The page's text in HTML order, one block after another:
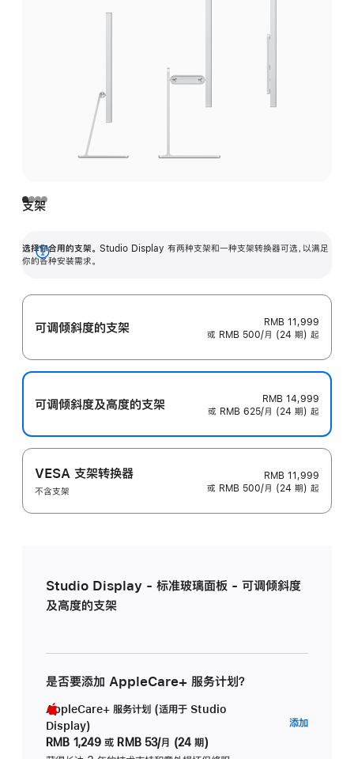
支架
选择你合用的支架。 Studio Display 有两种支架和一种支架转换器可选，以满足
你的各种安装需求。
展
可调倾斜度的支架
RMB 11,999
或 RMB 500/月 (24 期) 起
可调倾斜度及高‍度的支‍架
RMB 14,999
或 RMB 625/月 (24 期) 起
VESA 支架转换器
不含支架
RMB 11,999
或 RMB 500/月 (24 期) 起
Studio Display - 标准玻璃面板 - 可调倾斜度
及高度的支架
是否要添加 AppleCare+ 服务计划？
AppleCare+ 服务计划 (适用于 Studio
Display)
RMB 1,249 或 RMB 53/月 (24 期)
添加